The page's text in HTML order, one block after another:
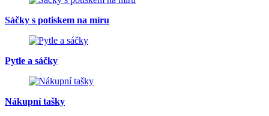
Sáčky s potiskem na míru
Pytle a sáčky
Nákupní tašky